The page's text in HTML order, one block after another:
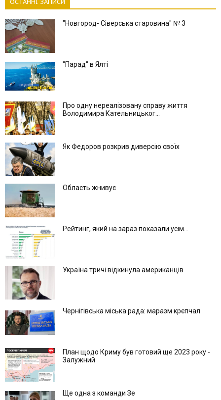
"Новгород- Сіверська старовина" № 3
"Парад" в Ялті
Про одну нереалізовану справу життя
Володимира Кательницьког...
Як Федоров розкрив диверсію своїх
Область жнивує
Рейтинг, який на зараз показали усім...
Україна тричі відкинула американців
Чернігівська міська рада: маразм крєпчал
План щодо Криму був готовий ще 2023 року -
Залужний
Ще одна з команди Зе